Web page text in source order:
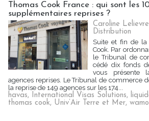
Thomas Cook France : qui sont les
supplémentaires reprises ?
Caroline Lelievre
Distribution
Suite et fin de la
Cook. Par
le Tribunal de
cédé dix fonds
vous présente
agences reprises. Le Tribunal de commerce
la reprise de 149 agences sur les 174...
havas, International Visas Solutions,
thomas cook, Univ’Air Terre et Mer,